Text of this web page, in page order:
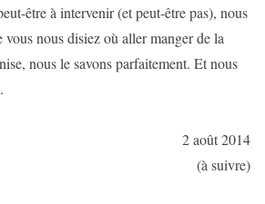
être à intervenir (et peut-être pas), nous
vous nous disiez où aller manger de la
nous le savons parfaitement. Et nous
2 août 2014
(à suivre)